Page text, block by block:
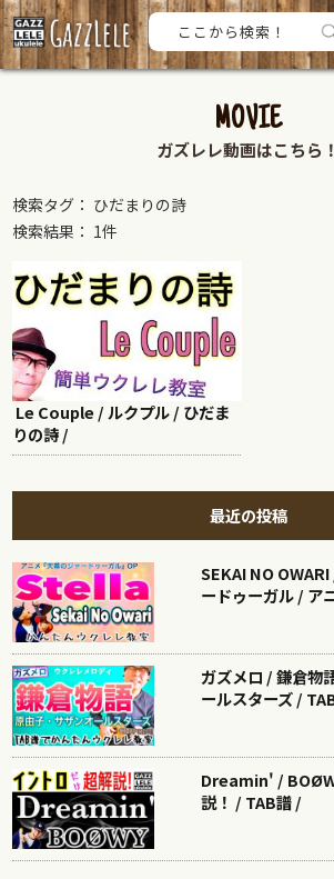
MOVIE
ガズレレ動画はこちら！
検索タグ： ひだまりの詩
検索結果： 1件
Le Couple / ルクプル / ひだま
りの詩 /
最近の投稿
SEKAI NO
ードゥーガル / ア
ガズメロ / 鎌倉物
ールスターズ /
Dreamin' /
説！ / TAB譜 /